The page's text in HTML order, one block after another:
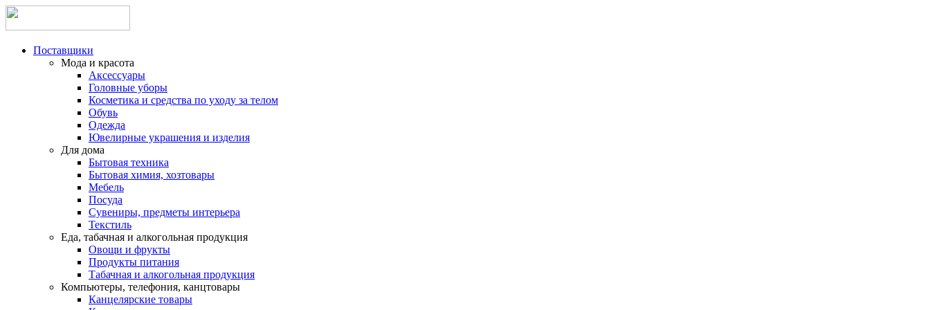
Поставщики
Мода и красота
Аксессуары
Головные уборы
Косметика и средства по уходу за телом
Обувь
Одежда
Ювелирные украшения и изделия
Для дома
Бытовая техника
Бытовая химия, хозтовары
Мебель
Посуда
Сувениры, предметы интерьера
Текстиль
Еда, табачная и алкогольная продукция
Овощи и фрукты
Продукты питания
Табачная и алкогольная продукция
Компьютеры, телефония, канцтовары
Канцелярские товары